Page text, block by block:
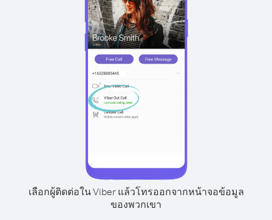
เลือกผู้ติดต่อใน Viber แล้วโทรออกจากหน้าจอข้อมูล
ของพวกเขา